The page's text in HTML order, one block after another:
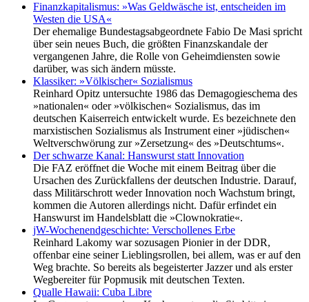
Finanzkapitalismus: »Was Geldwäsche ist, entscheiden im
Westen die USA«
Der ehemalige Bundestagsabgeordnete Fabio De Masi spricht
über sein neues Buch, die größten Finanzskandale der
vergangenen Jahre, die Rolle von Geheimdiensten sowie
darüber, was sich ändern müsste.
Klassiker: »Völkischer« Sozialismus
Reinhard Opitz untersuchte 1986 das Demagogieschema des
»nationalen« oder »völkischen« Sozialismus, das im
deutschen Kaiserreich entwickelt wurde. Es bezeichnete den
marxistischen Sozialismus als Instrument einer »jüdischen«
Weltverschwörung zur »Zersetzung« des »Deutschtums«.
Der schwarze Kanal: Hanswurst statt Innovation
Die FAZ eröffnet die Woche mit einem Beitrag über die
Ursachen des Zurückfallens der deutschen Industrie. Darauf,
dass Militärschrott weder Innovation noch Wachstum bringt,
kommen die Autoren allerdings nicht. Dafür erfindet ein
Hanswurst im Handelsblatt die »Clownokratie«.
jW-Wochenendgeschichte: Verschollenes Erbe
Reinhard Lakomy war sozusagen Pionier in der DDR,
offenbar eine seiner Lieblingsrollen, bei allem, was er auf den
Weg brachte. So bereits als begeisterter Jazzer und als erster
Wegbereiter für Popmusik mit deutschen Texten.
Qualle Hawaii: Cuba Libre